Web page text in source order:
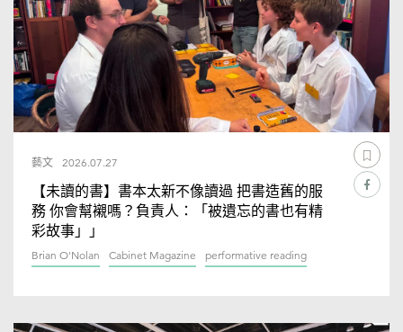
藝文 2026.07.27
【未讀的書】書本太新不像讀過 把書造舊的服
務 你會幫襯嗎？負責人：「被遺忘的書也有精
彩故事」」
Brian O'Nolan Cabinet Magazine performative reading